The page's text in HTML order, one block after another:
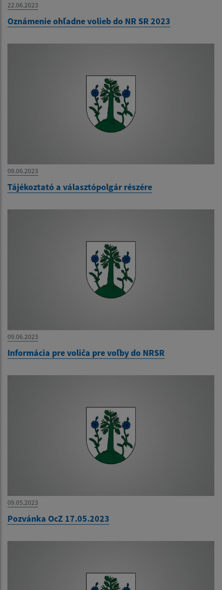
22.06.2023
Oznámenie ohľadne volieb do NR SR 2023
09.06.2023
Tájékoztató a választópolgár részére
09.06.2023
Informácia pre voliča pre voľby do NRSR
09.05.2023
Pozvánka OcZ 17.05.2023